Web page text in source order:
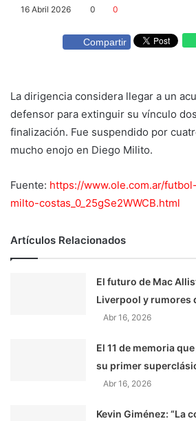
16 Abril 2026 0 0
Compartir
La dirigencia considera llegar a un
defensor para extinguir su vínculo
finalización. Fue suspendido por
mucho enojo en Diego Milito.
Fuente: https://www.ole.com.ar/
milto-costas_0_25gSe2WWCB.html
Artículos Relacionados
El futuro de Mac
Liverpool y rumores
Abr 16, 2026
El 11 de memoria
su primer
Abr 16, 2026
Kevin Giménez: “La